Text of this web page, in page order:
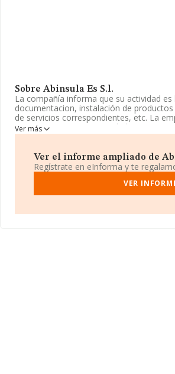
Sobre Abinsula Es S.l.
La compañía informa que su actividad
documentacion, instalación de
de servicios correspondientes, etc. La
6210 - '%cnae%'. La sociedad no tiene
La sociedadAbinsula Es S.L, NIF
1, (08039), Barcelona, Cataluña.
En relación con el sector y disponiendo
todas las compañías alcanza los 526
Ver más
Ver el informe ampliado de
Regístrate en eInforma y te
VER